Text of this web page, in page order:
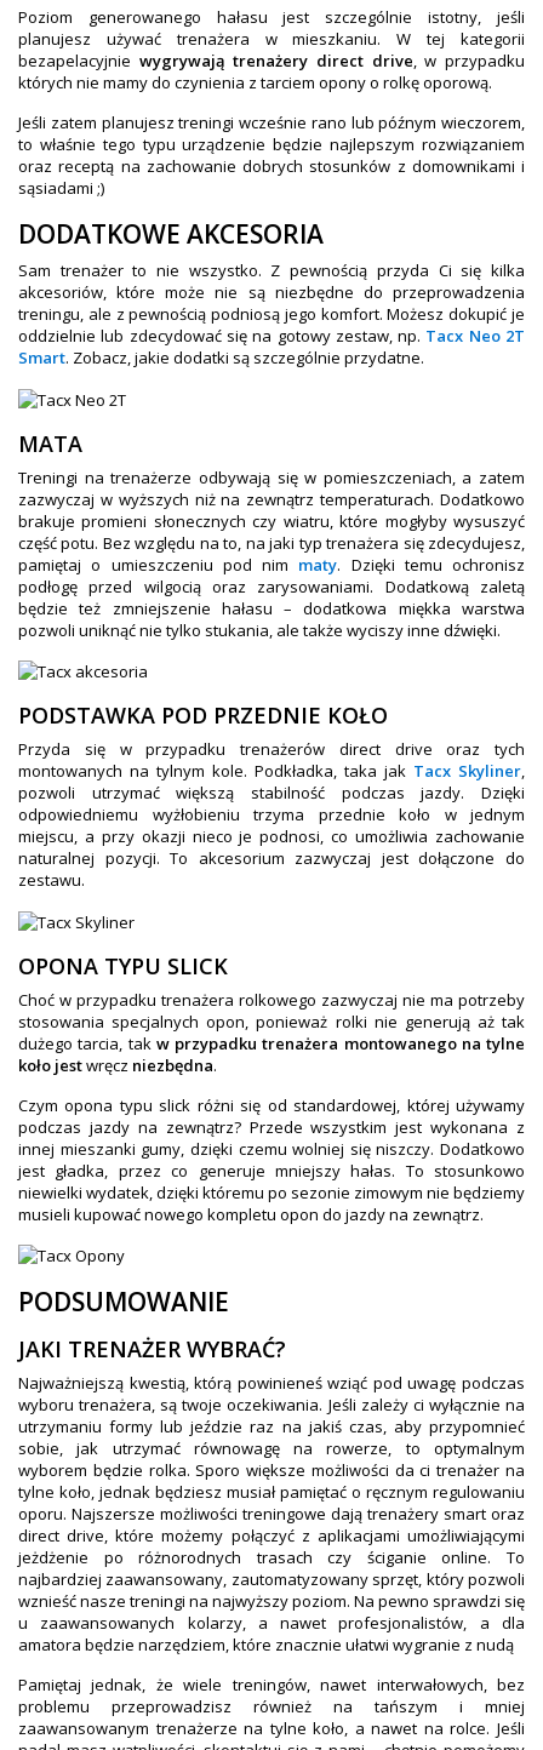
Poziom generowanego hałasu jest szczególnie istotny, jeśli
planujesz używać trenażera w mieszkaniu. W tej kategorii
bezapelacyjnie wygrywają trenażery direct drive, w przypadku
których nie mamy do czynienia z tarciem opony o rolkę oporową.
Jeśli zatem planujesz treningi wcześnie rano lub późnym wieczorem,
to właśnie tego typu urządzenie będzie najlepszym rozwiązaniem
oraz receptą na zachowanie dobrych stosunków z domownikami i
sąsiadami ;)
DODATKOWE AKCESORIA
Sam trenażer to nie wszystko. Z pewnością przyda Ci się kilka
akcesoriów, które może nie są niezbędne do przeprowadzenia
treningu, ale z pewnością podniosą jego komfort. Możesz dokupić je
oddzielnie lub zdecydować się na gotowy zestaw, np. Tacx Neo 2T
Smart. Zobacz, jakie dodatki są szczególnie przydatne.
MATA
Treningi na trenażerze odbywają się w pomieszczeniach, a zatem
zazwyczaj w wyższych niż na zewnątrz temperaturach. Dodatkowo
brakuje promieni słonecznych czy wiatru, które mogłyby wysuszyć
część potu. Bez względu na to, na jaki typ trenażera się zdecydujesz,
pamiętaj o umieszczeniu pod nim maty. Dzięki temu ochronisz
podłogę przed wilgocią oraz zarysowaniami. Dodatkową zaletą
będzie też zmniejszenie hałasu – dodatkowa miękka warstwa
pozwoli uniknąć nie tylko stukania, ale także wyciszy inne dźwięki.
PODSTAWKA POD PRZEDNIE KOŁO
Przyda się w przypadku trenażerów direct drive oraz tych
montowanych na tylnym kole. Podkładka, taka jak Tacx Skyliner,
pozwoli utrzymać większą stabilność podczas jazdy. Dzięki
odpowiedniemu wyżłobieniu trzyma przednie koło w jednym
miejscu, a przy okazji nieco je podnosi, co umożliwia zachowanie
naturalnej pozycji. To akcesorium zazwyczaj jest dołączone do
zestawu.
OPONA TYPU SLICK
Choć w przypadku trenażera rolkowego zazwyczaj nie ma potrzeby
stosowania specjalnych opon, ponieważ rolki nie generują aż tak
dużego tarcia, tak w przypadku trenażera montowanego na tylne
koło jestwręcz niezbędna.
Czym opona typu slick różni się od standardowej, której używamy
podczas jazdy na zewnątrz? Przede wszystkim jest wykonana z
innej mieszanki gumy, dzięki czemu wolniej się niszczy. Dodatkowo
jest gładka, przez co generuje mniejszy hałas. To stosunkowo
niewielki wydatek, dzięki któremu po sezonie zimowym nie będziemy
musieli kupować nowego kompletu opon do jazdy na zewnątrz.
PODSUMOWANIE
JAKI TRENAŻER WYBRAĆ?
Najważniejszą kwestią, którą powinieneś wziąć pod uwagę podczas
wyboru trenażera, są twoje oczekiwania. Jeśli zależy ci wyłącznie na
utrzymaniu formy lub jeździe raz na jakiś czas, aby przypomnieć
sobie, jak utrzymać równowagę na rowerze, to optymalnym
wyborem będzie rolka. Sporo większe możliwości da ci trenażer na
tylne koło, jednak będziesz musiał pamiętać o ręcznym regulowaniu
oporu. Najszersze możliwości treningowe dają trenażery smart oraz
direct drive, które możemy połączyć z aplikacjami umożliwiającymi
jeżdżenie po różnorodnych trasach czy ściganie online. To
najbardziej zaawansowany, zautomatyzowany sprzęt, który pozwoli
wznieść nasze treningi na najwyższy poziom. Na pewno sprawdzi się
u zaawansowanych kolarzy, a nawet profesjonalistów, a dla
amatora będzie narzędziem, które znacznie ułatwi wygranie z nudą
Pamiętaj jednak, że wiele treningów, nawet interwałowych, bez
problemu przeprowadzisz również na tańszym i mniej
zaawansowanym trenażerze na tylne koło, a nawet na rolce. Jeśli